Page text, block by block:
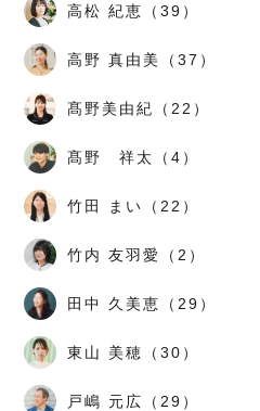
高松 紀恵（39）
高野 真由美（37）
髙野美由紀（22）
髙野 祥太（4）
竹田 まい（22）
竹内 友羽愛（2）
田中 久美恵（29）
東山 美穂（30）
戸嶋 元広（29）